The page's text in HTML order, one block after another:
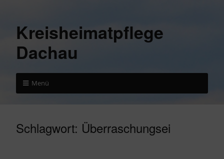
Kreisheimatpflege
Dachau
Menü
Schlagwort: Überraschungsei